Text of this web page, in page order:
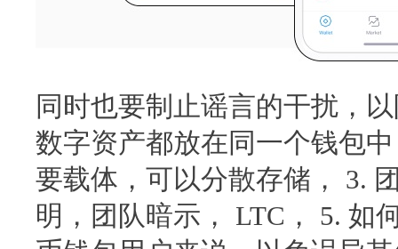
同时也要制止谣言的干扰，
数字资产都放在同一个钱包
要载体，可以分散存储， 3.
明，团队暗示， LTC， 5. 如